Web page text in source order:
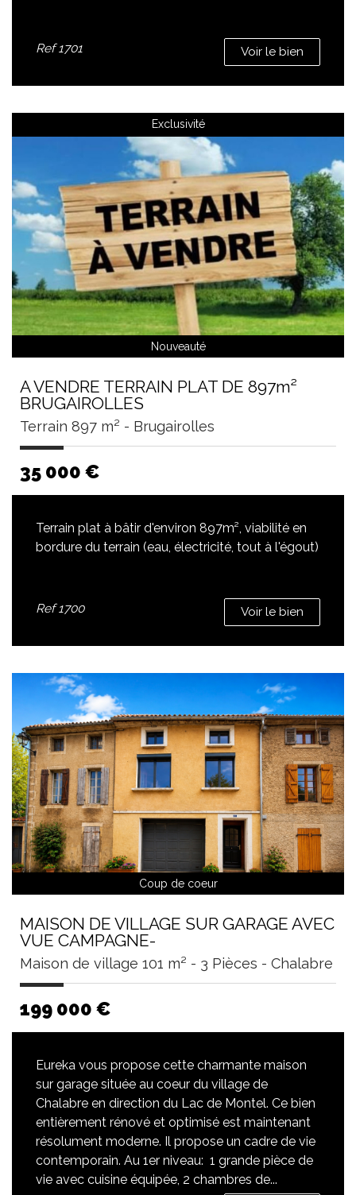
Ref1701 Voir le bien
Exclusivité
Nouveauté
A VENDRE TERRAIN PLAT DE 897m²
BRUGAIROLLES
Terrain 897 m² - Brugairolles
35 000 €
Terrain plat à bâtir d'environ 897m², viabilité en
bordure du terrain (eau, électricité, tout à l'égout)
Ref1700 Voir le bien
Coup de coeur
MAISON DE VILLAGE SUR GARAGE AVEC
VUE CAMPAGNE-
Maison de village 101 m² - 3 Pièces - Chalabre
199 000 €
Eureka vous propose cette charmante maison
sur garage située au coeur du village de
Chalabre en direction du Lac de Montel. Ce bien
entièrement rénové et optimisé est maintenant
résolument moderne. Il propose un cadre de vie
contemporain. Au 1er niveau: 1 grande pièce de
vie avec cuisine équipée, 2 chambres de...